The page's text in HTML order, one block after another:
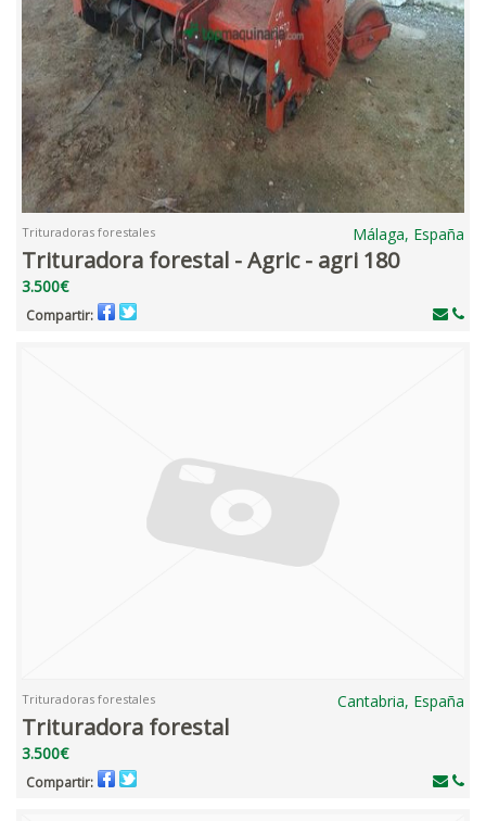
Trituradoras forestales Málaga, España
Trituradora forestal - Agric - agri 180
3.500€
Compartir:
Trituradoras forestales Cantabria, España
Trituradora forestal
3.500€
Compartir: